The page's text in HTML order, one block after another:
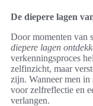
De diepere lagen
Door momenten van
diepere lagen
verkenningsproces
zelfinzicht, maar
zijn. Wanneer men in
voor zelfreflectie en
verlangen.